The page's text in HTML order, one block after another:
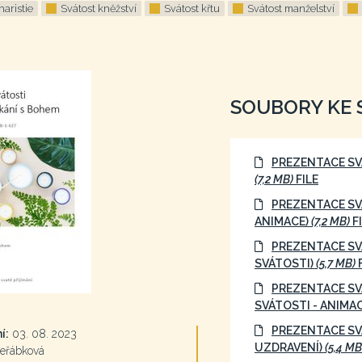
Svátost kněžství Svátost křtu Svátost manželství
03. 08. 2023
SOUBORY KE
PREZENTACE
(7,2 MB) FILE
PREZENTACE
ANIMACE)(7,2 MB)
PREZENTACE
SVÁTOSTI)(5,7 MB)
PREZENTACE
SVÁTOSTI -
PREZENTACE
UZDRAVENÍ)(5,4